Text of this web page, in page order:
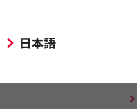
日本語